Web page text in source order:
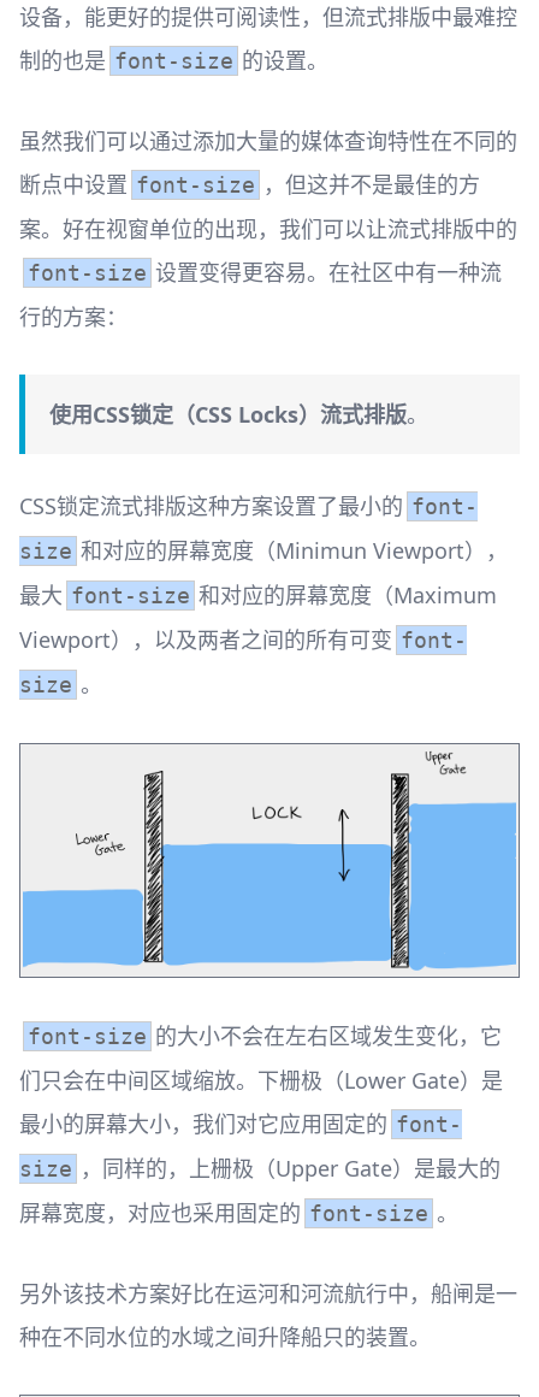
设备，能更好的提供可阅读性，但流式排版中最难控
制的也是 font-size 的设置。
虽然我们可以通过添加大量的媒体查询特性在不同的
断点中设置 font-size ，但这并不是最佳的方
案。好在视窗单位的出现，我们可以让流式排版中的
font-size 设置变得更容易。在社区中有一种流
行的方案：
使用CSS锁定（CSS Locks）流式排版。
CSS锁定流式排版这种方案设置了最小的 font-
size 和对应的屏幕宽度（Minimun Viewport），
最大 font-size 和对应的屏幕宽度（Maximum
Viewport），以及两者之间的所有可变 font-
size 。
font-size 的大小不会在左右区域发生变化，它
们只会在中间区域缩放。下栅极（Lower Gate）是
最小的屏幕大小，我们对它应用固定的 font-
size ，同样的，上栅极（Upper Gate）是最大的
屏幕宽度，对应也采用固定的 font-size 。
另外该技术方案好比在运河和河流航行中，船闸是一
种在不同水位的水域之间升降船只的装置。